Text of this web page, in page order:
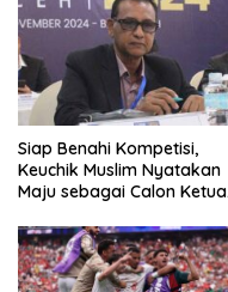
Siap Benahi Kompetisi,
Keuchik Muslim Nyatakan
Maju sebagai Calon Ketua